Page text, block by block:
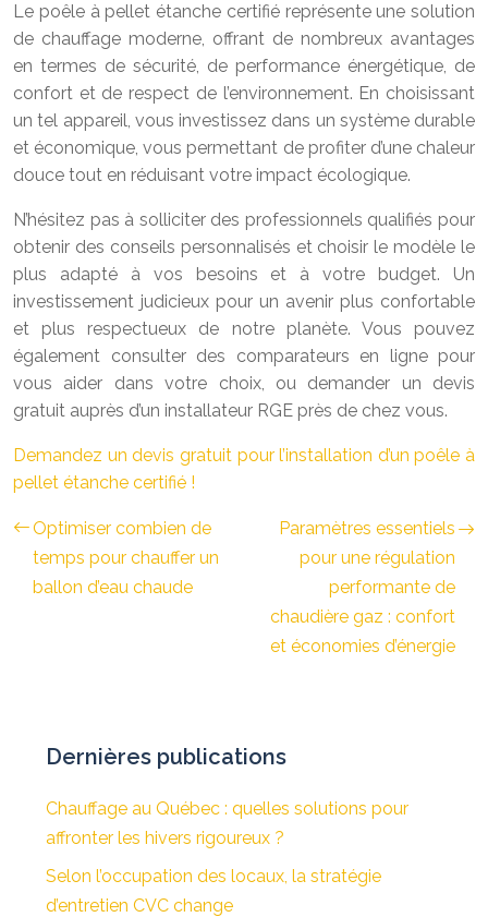
Le poêle à pellet étanche certifié représente une solution
de chauffage moderne, offrant de nombreux avantages
en termes de sécurité, de performance énergétique, de
confort et de respect de l’environnement. En choisissant
un tel appareil, vous investissez dans un système durable
et économique, vous permettant de profiter d’une chaleur
douce tout en réduisant votre impact écologique.
N’hésitez pas à solliciter des professionnels qualifiés pour
obtenir des conseils personnalisés et choisir le modèle le
plus adapté à vos besoins et à votre budget. Un
investissement judicieux pour un avenir plus confortable
et plus respectueux de notre planète. Vous pouvez
également consulter des comparateurs en ligne pour
vous aider dans votre choix, ou demander un devis
gratuit auprès d’un installateur RGE près de chez vous.
Demandez un devis gratuit pour l’installation d’un poêle à
pellet étanche certifié !
Optimiser combien de
temps pour chauffer un
ballon d’eau chaude
Paramètres essentiels
pour une régulation
performante de
chaudière gaz : confort
et économies d’énergie
Dernières publications
Chauffage au Québec : quelles solutions pour
affronter les hivers rigoureux ?
Selon l’occupation des locaux, la stratégie
d’entretien CVC change